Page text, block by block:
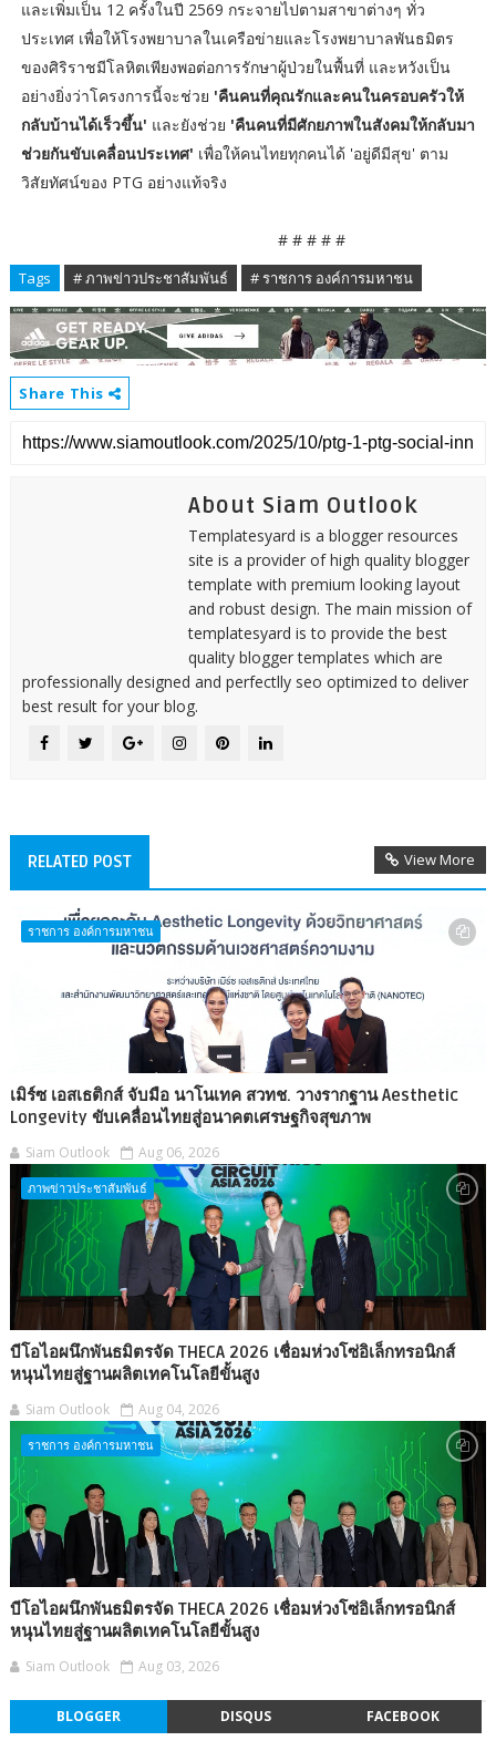
และเพิ่มเป็น 12 ครั้งในปี 2569 กระจายไปตามสาขาต่างๆ ทั่ว
ประเทศ เพื่อให้โรงพยาบาลในเครือข่ายและโรงพยาบาลพันธมิตร
ของศิริราชมีโลหิตเพียงพอต่อการรักษาผู้ป่วยในพื้นที่ และหวังเป็น
อย่างยิ่งว่าโครงการนี้จะช่วย 'คืนคนที่คุณรักและคนในครอบครัวให้
กลับบ้านได้เร็วขึ้น' และยังช่วย 'คืนคนที่มีศักยภาพในสังคมให้กลับมา
ช่วยกันขับเคลื่อนประเทศ' เพื่อให้คนไทยทุกคนได้ 'อยู่ดีมีสุข' ตาม
วิสัยทัศน์ของ PTG อย่างแท้จริง
# # # # #
Tags # ภาพข่าวประชาสัมพันธ์ # ราชการ องค์การมหาชน
Share This
About Siam Outlook
Templatesyard is a blogger resources
site is a provider of high quality blogger
template with premium looking layout
and robust design. The main mission of
templatesyard is to provide the best
quality blogger templates which are
professionally designed and perfectlly seo optimized to deliver
best result for your blog.
RELATED POST View More
ราชการ องค์การมหาชน
เมิร์ซ เอสเธติกส์ จับมือ นาโนเทค สวทช. วางรากฐาน Aesthetic
Longevity ขับเคลื่อนไทยสู่อนาคตเศรษฐกิจสุขภาพ
Siam Outlook Aug 06, 2026
ภาพข่าวประชาสัมพันธ์
บีโอไอผนึกพันธมิตรจัด THECA 2026 เชื่อมห่วงโซ่อิเล็กทรอนิกส์
หนุนไทยสู่ฐานผลิตเทคโนโลยีขั้นสูง
Siam Outlook Aug 04, 2026
ราชการ องค์การมหาชน
บีโอไอผนึกพันธมิตรจัด THECA 2026 เชื่อมห่วงโซ่อิเล็กทรอนิกส์
หนุนไทยสู่ฐานผลิตเทคโนโลยีขั้นสูง
Siam Outlook Aug 03, 2026
BLOGGER DISQUS FACEBOOK